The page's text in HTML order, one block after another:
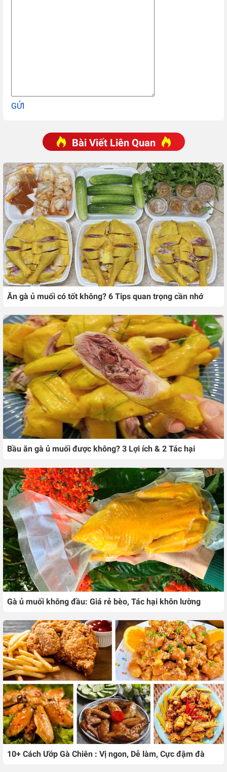
GỬI
Bài Viết Liên Quan
Ăn gà ủ muối có tốt không? 6 Tips quan trọng cần nhớ
Bầu ăn gà ủ muối được không? 3 Lợi ích & 2 Tác hại
Gà ủ muối không đầu: Giá rẻ bèo, Tác hại khôn lường
10+ Cách Ướp Gà Chiên : Vị ngon, Dễ làm, Cực đậm đà